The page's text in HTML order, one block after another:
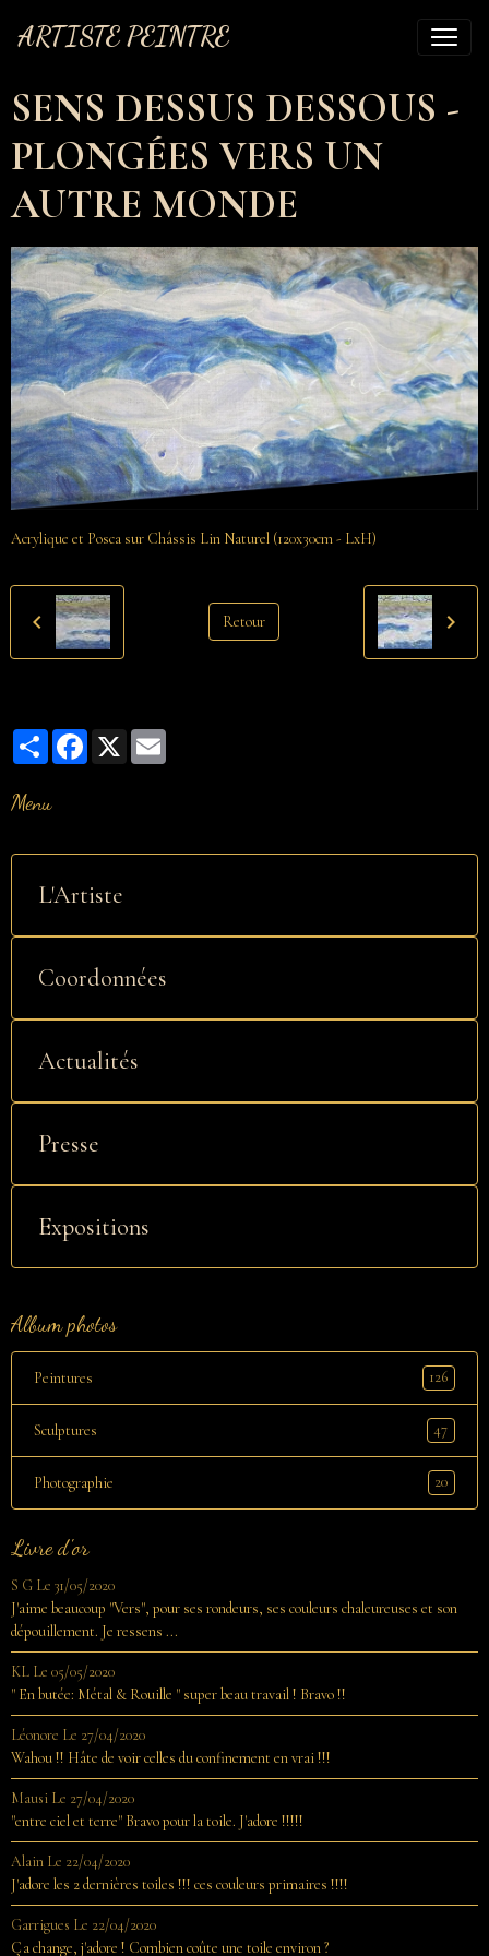
ARTISTE PEINTRE
SENS DESSUS DESSOUS -
PLONGÉES VERS UN
AUTRE MONDE
Acrylique et Posca sur Châssis Lin Naturel (120x30cm - LxH)
Retour
PartagerFacebook
X
Menu
L'Artiste
Coordonnées
Actualités
Presse
Expositions
Album photos
Peintures 126
Sculptures 47
Photographie 20
Livre d'or
S G Le 31/05/2020
J'aime beaucoup "Vers", pour ses rondeurs, ses couleurs chaleureuses et son
dépouillement. Je ressens ...
KL Le 05/05/2020
" En butée: Métal & Rouille " super beau travail ! Bravo !!
Léonore Le 27/04/2020
Wahou !! Hâte de voir celles du confinement en vrai !!!
Mausi Le 27/04/2020
"entre ciel et terre" Bravo pour la toile. J'adore !!!!!
Alain Le 22/04/2020
J'adore les 2 dernières toiles !!! ces couleurs primaires !!!!
Garrigues Le 22/04/2020
Ça change, j'adore ! Combien coûte une toile environ ?